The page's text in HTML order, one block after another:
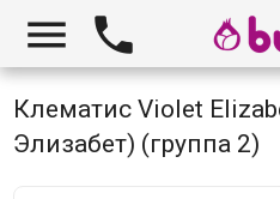
 
Клематис Violet
Элизабет) (группа 2)